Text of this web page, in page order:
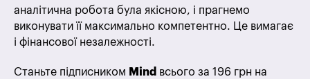
аналітична робота була якісною, і прагнемо
виконувати її максимально компетентно. Це вимагає
і фінансової незалежності.
Станьте підписником Mind всього за 196 грн на